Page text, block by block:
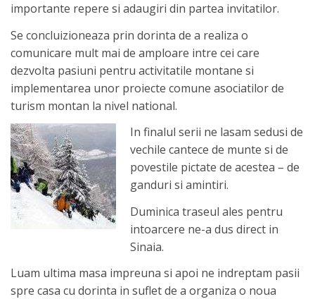
importante repere si adaugiri din partea invitatilor.
Se concluizioneaza prin dorinta de a realiza o
comunicare mult mai de amploare intre cei care
dezvolta pasiuni pentru activitatile montane si
implementarea unor proiecte comune asociatilor de
turism montan la nivel national.
In finalul serii ne lasam sedusi de
vechile cantece de munte si de
povestile pictate de acestea – de
ganduri si amintiri.
Duminica traseul ales pentru
intoarcere ne-a dus direct in
Sinaia.
Luam ultima masa impreuna si apoi ne indreptam pasii
spre casa cu dorinta in suflet de a organiza o noua